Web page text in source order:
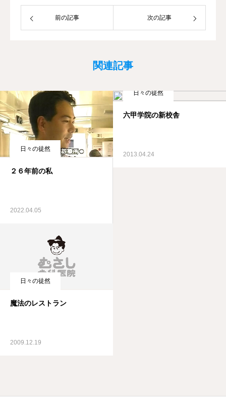
前の記事 次の記事
関連記事
日々の徒然
２６年前の私
2022.04.05
日々の徒然
六甲学院の新校舎
2013.04.24
日々の徒然
魔法のレストラン
2009.12.19